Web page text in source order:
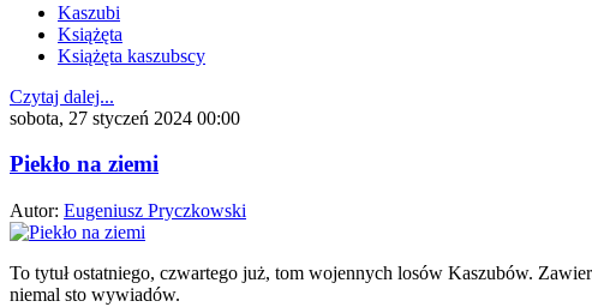
Kaszubi
Książęta
Książęta kaszubscy
Czytaj dalej...
sobota, 27 styczeń 2024 00:00
Piekło na ziemi
Autor: Eugeniusz Pryczkowski
To tytuł ostatniego, czwartego już, tom wojennych losów Kaszubów.
niemal sto wywiadów.